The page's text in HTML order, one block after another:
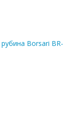
Borsari BR-